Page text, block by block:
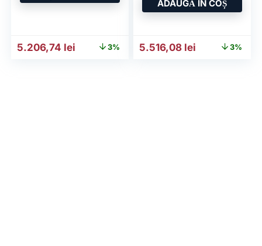
Prețul inițial a fost: 5.360,40 lei.
5.206,74 lei Prețul curent este: 5.206,74 lei.
3%
ADAUGĂ ÎN COȘ
Prețul inițial a fost:
5.516,08 lei Prețul3%